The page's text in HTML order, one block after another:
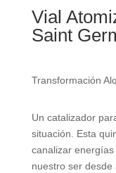
Vial
Saint
Transformación
Un catalizador
situación. Esta
canalizar
nuestro ser